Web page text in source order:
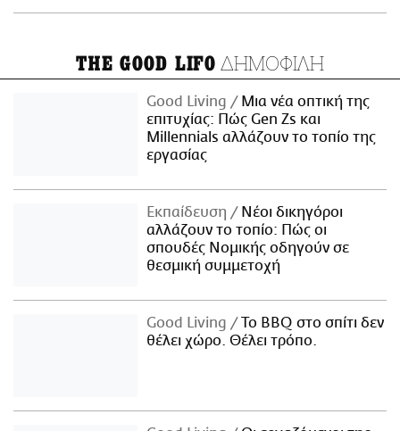
THE GOOD LIFO ΔΗΜΟΦΙΛΗ
Good Living
Μια νέα οπτική της
επιτυχίας: Πώς Gen Zs και
Millennials αλλάζουν το τοπίο της
εργασίας
Εκπαίδευση
Νέοι δικηγόροι
αλλάζουν το τοπίο: Πώς οι
σπουδές Νομικής οδηγούν σε
θεσμική συμμετοχή
Good Living
Το BBQ στο σπίτι δεν
θέλει χώρο. Θέλει τρόπο.